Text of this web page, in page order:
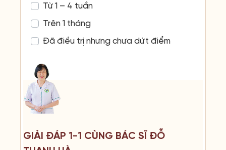
Từ 1 – 4 tuần
Trên 1 tháng
Đã điều trị nhưng chưa dứt điểm
GIẢI ĐÁP 1-1 CÙNG BÁC SĨ ĐỖ